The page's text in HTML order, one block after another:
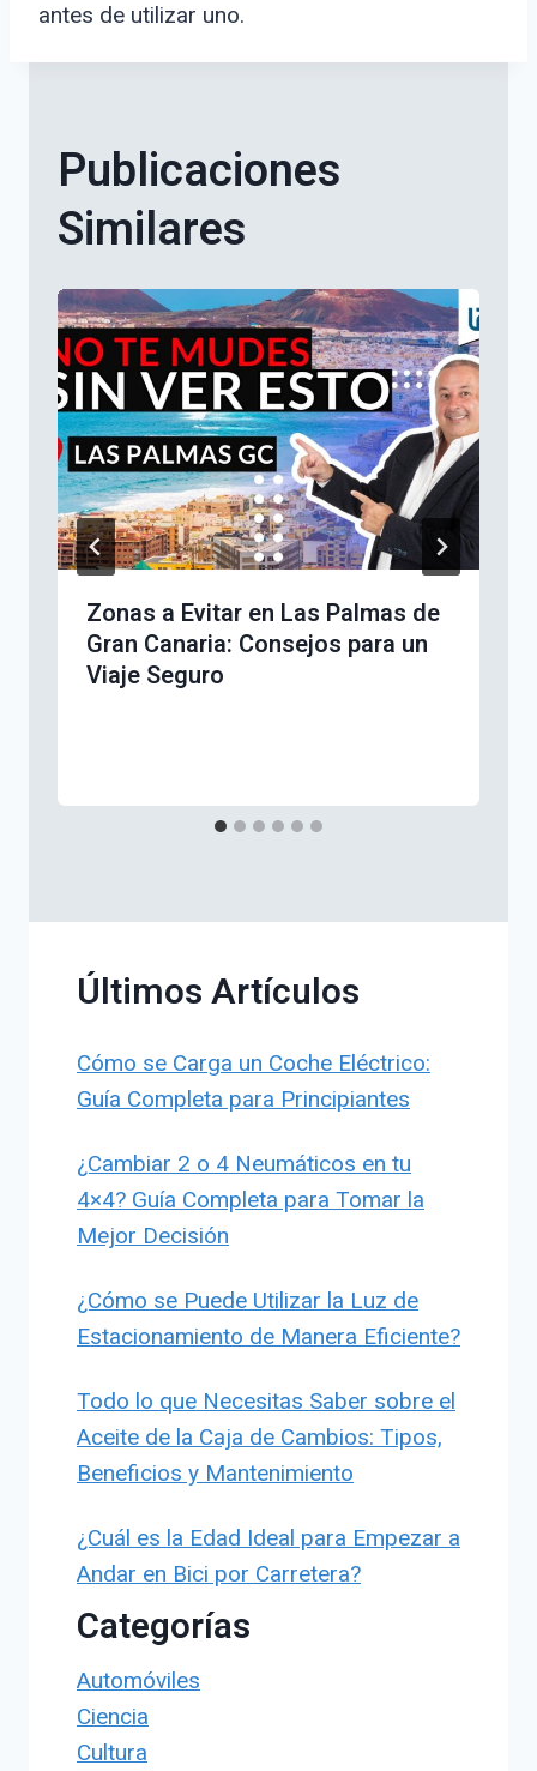
antes de utilizar uno.
Publicaciones
Similares
Zonas a Evitar en Las Palmas de
Gran Canaria: Consejos para un
Viaje Seguro
Últimos Artículos
Cómo se Carga un Coche Eléctrico:
Guía Completa para Principiantes
¿Cambiar 2 o 4 Neumáticos en tu
4×4? Guía Completa para Tomar la
Mejor Decisión
¿Cómo se Puede Utilizar la Luz de
Estacionamiento de Manera Eficiente?
Todo lo que Necesitas Saber sobre el
Aceite de la Caja de Cambios: Tipos,
Beneficios y Mantenimiento
¿Cuál es la Edad Ideal para Empezar a
Andar en Bici por Carretera?
Categorías
Automóviles
Ciencia
Cultura